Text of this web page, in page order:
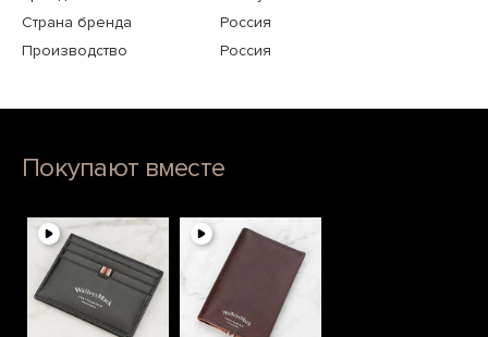
Страна бренда
Россия
Производство
Россия
Покупают вместе